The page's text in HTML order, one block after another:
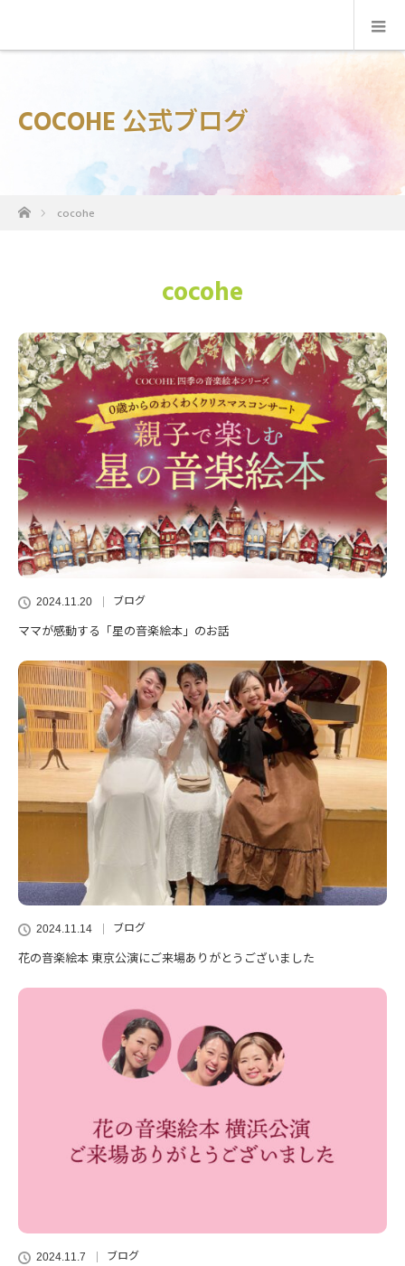
COCOHE 公式ブログ
ホーム cocohe
cocohe
2024.11.20 ブログ
ママが感動する「星の音楽絵本」のお話
2024.11.14 ブログ
花の音楽絵本 東京公演にご来場ありがとうございました
2024.11.7 ブログ